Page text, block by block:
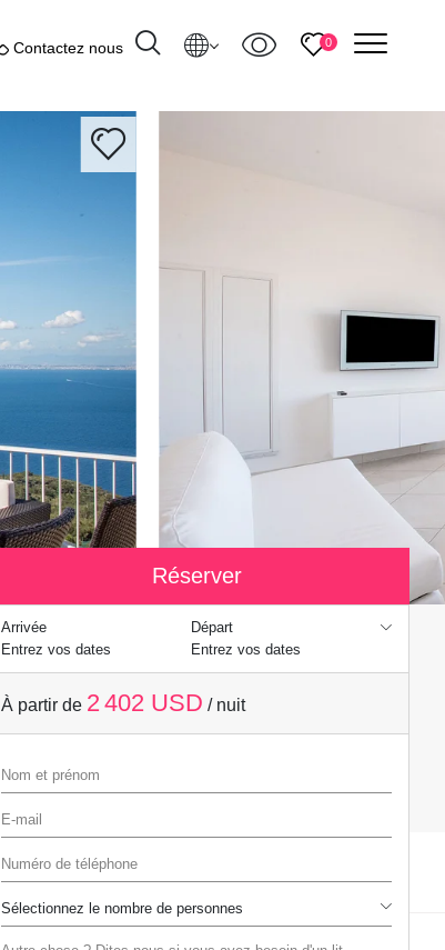
Contactez nous Destinations
0 menu
Réserver
Arrivée
Entrez vos dates
Départ
Entrez vos dates
À partir de 2 402 USD / nuit